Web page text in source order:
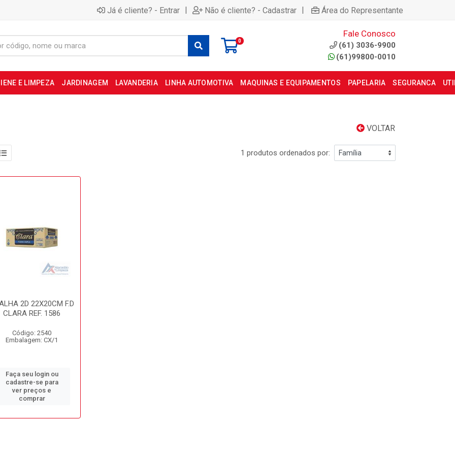
Já é cliente? - Entrar | Não é cliente? - Cadastrar | Área do Representante
0
Fale Conosco
(61) 3036-9900
(61)99800-0010
E LIMPEZA JARDINAGEM LAVANDERIA LINHA AUTOMOTIVA MAQUINAS E EQUIPAMENTOS PAPELARIA SEGURANCA
VOLTAR
1 produtos ordenados por:
2D 22X20CM F.D
CLARA REF. 1586
Código: 2540
Embalagem: CX/1
Faça seu login ou
cadastre-se para
ver preços e
comprar